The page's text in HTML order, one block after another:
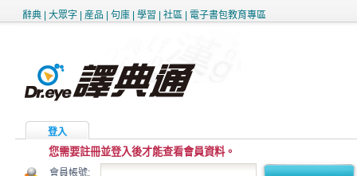
辭典 大眾字 産品 句庫 學習 社區 電子書包教育專區
登入
您需要註冊並登入後才能查看會員資料。
會員帳號: